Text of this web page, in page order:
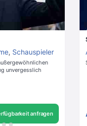
, Schauspieler
unvergesslich
anfragen